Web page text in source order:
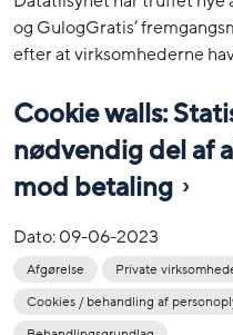
og GulogGratis’
efter at virksomhederne
Cookie walls:
nødvendig del af
mod betaling
Dato:09-06-2023
Afgørelse Private
Cookies / behandling af